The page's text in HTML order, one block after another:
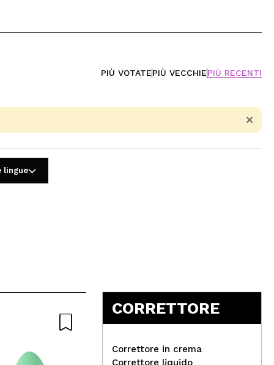
PIÙ VOTATEPIÙ VECCHIEPIÙ RECENTI
lingue
CORRETTORE
Correttore in crema
Correttore liquido